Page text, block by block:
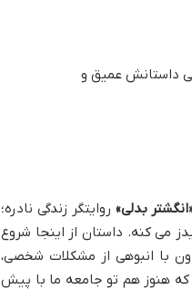
داستانش عمیق و
بدلی» روایتگر زندگی نادره؛
می کنه. داستان از اینجا شروع
با انبوهی از مشکلات شخصی،
که هنوز هم تو جامعه ما با پیش